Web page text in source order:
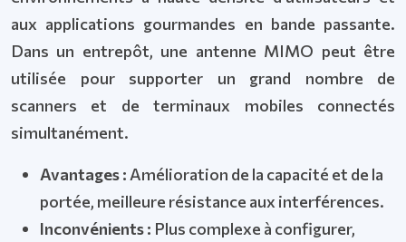
aux applications gourmandes en bande passante.
Dans un entrepôt, une antenne MIMO peut être
utilisée pour supporter un grand nombre de
scanners et de terminaux mobiles connectés
simultanément.
Avantages : Amélioration de la capacité et de la
portée, meilleure résistance aux interférences.
Inconvénients : Plus complexe à configurer,